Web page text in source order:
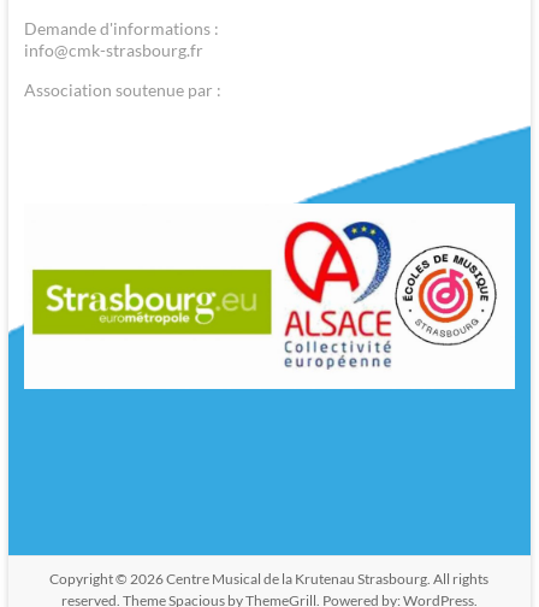
Demande d'informations :
info@cmk-strasbourg.fr
Association soutenue par :
Copyright © 2026Centre Musical de la Krutenau Strasbourg . All rights
reserved. ThemeSpaciousby ThemeGrill. Powered by: WordPress.